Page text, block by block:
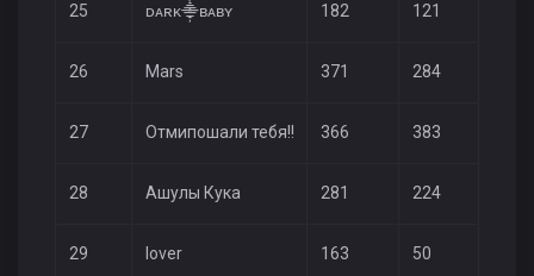
25 ᴅᴀʀᴋ⸎ʙᴀʙʏ 182 121
26 Mars 371 284
27 Отмипошали тебя!! 366 383
28 Ашулы Кука 281 224
29 lover 163 50